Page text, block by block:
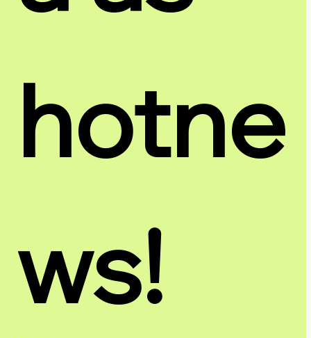
hotne
ws!